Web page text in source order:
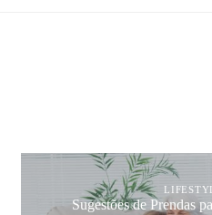
Sugestões de Prendas